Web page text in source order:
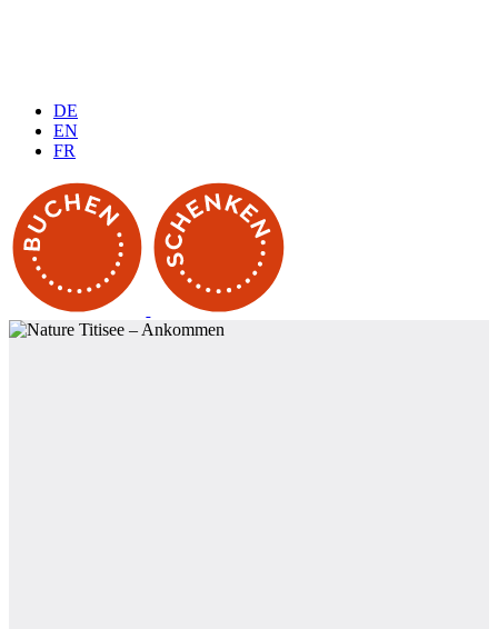
DE
EN
FR